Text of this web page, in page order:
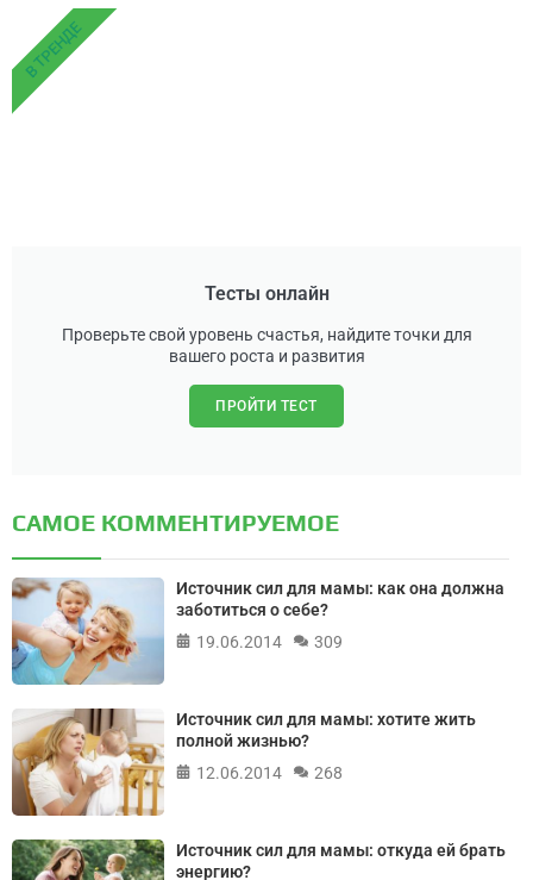
Тесты онлайн
Проверьте свой уровень счастья, найдите точки для
вашего роста и развития
ПРОЙТИ ТЕСТ
В ТРЕНДЕ
САМОЕ КОММЕНТИРУЕМОЕ
Источник сил для мамы: как она должна
заботиться о себе?
19.06.2014
309
Источник сил для мамы: хотите жить
полной жизнью?
12.06.2014
268
Источник сил для мамы: откуда ей брать
энергию?